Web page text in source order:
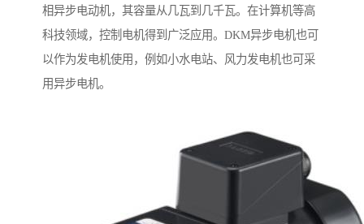
相异步电动机，其容量从几瓦到几千瓦。在计算机等高
科技领域，控制电机得到广泛应用。DKM异步电机也可
以作为发电机使用，例如小水电站、风力发电机也可采
用异步电机。